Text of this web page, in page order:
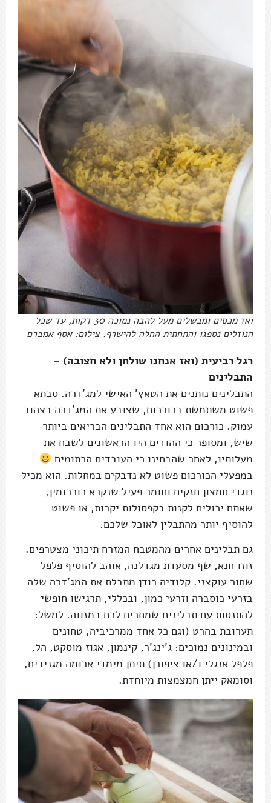
ואז מכסים ומבשלים מעל להבה נמוכה 30 דקות, עד שכל
הנוזלים נספגו והתחתית החלה להישרף. צילום: אסף אמברם
רגל רביעית (ואז אנחנו שולחן ולא חצובה) –
התבלינים
התבלינים נותנים את הטאץ' האישי למג'דרה. סבתא
פשוט משתמשת בכורכום, שצובע את המג'דרה בצהוב
עמוק. כורכום הוא אחד התבלינים הבריאים ביותר
שיש, ומסופר כי ההודים היו הראשונים לשבח את
מעלותיו, לאחר שהבחינו כי העובדים הכתומים
במפעלי הכורכום פשוט לא נדבקים במחלות. הוא מכיל
נוגדי חמצון חזקים וחומר פעיל שנקרא כורכומין,
שאתם יכולים לקנות בקפסולות יקרות, או פשוט
להוסיף יותר מהתבלין לאוכל שלכם.
גם תבלינים אחרים מהמטבח המזרח תיכוני מצטרפים.
זוזו חנא, שף מסעדת מגדלנה, אוהב להוסיף פלפל
שחור עוקצני. קלודיה רודן מתבלת את המג'דרה שלה
בזרעי כוסברה וזרעי כמון, ובכללי, תרגישו חופשי
להתנסות עם תבלינים שמחכים לכם במזווה. למשל:
תערובת בהרט (וגם כל אחד ממרכיביה, טחונים
ובמינונים נמוכים: ג'ינג'ר, קינמון, אגוז מוסקט, הל,
פלפל אנגלי ו/או ציפורן) תיתן מימדי ארומה מגניבים,
וסומאק ייתן חמצמצות מיוחדת.